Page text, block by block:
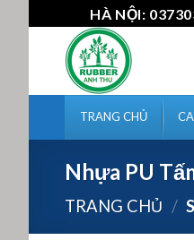
to
content
HÀ NỘI:
TRANG CHỦ
Nhựa PU
TRANG CHỦ /